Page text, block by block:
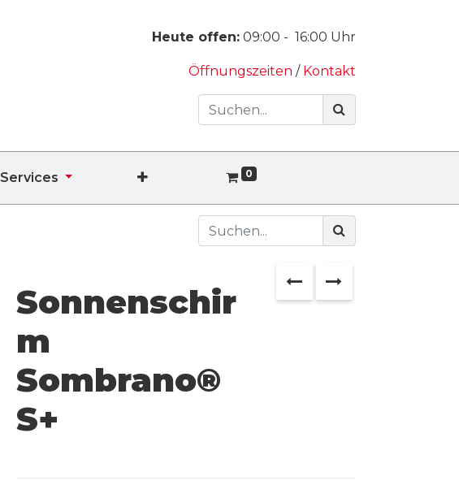
Heute offen: 09:00 - 16:00 Uhr
Öffnungszeiten / Kontakt
Services 0
Sonnenschir
m
Sombrano®
S+